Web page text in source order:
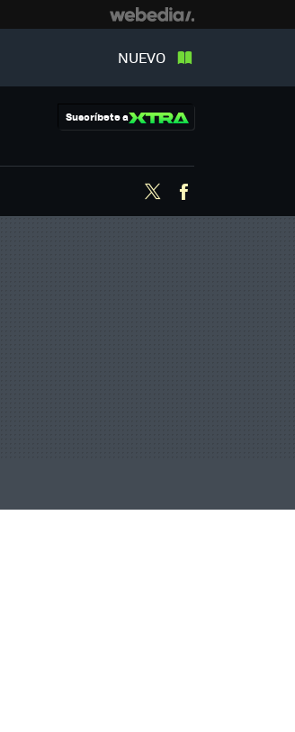
NUEVO
Suscríbete a
Twitter